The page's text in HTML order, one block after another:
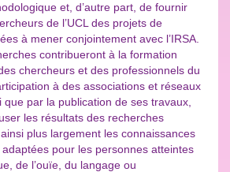
et, d’autre part, de fournir
de l’UCL des projets de
à mener conjointement avec l’IRSA.
contribueront à la formation
chercheurs et des professionnels du
à des associations et réseaux
que par la publication de ses travaux,
les résultats des recherches
plus largement les connaissances
pour les personnes atteintes
de l’ouïe, du langage ou